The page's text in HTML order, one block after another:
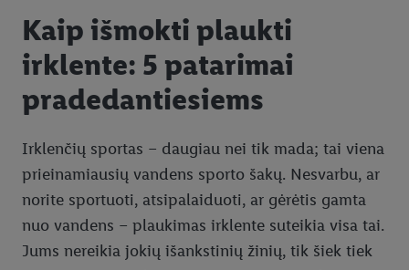
Kaip išmokti plaukti
irklente: 5 patarimai
pradedantiesiems
Irklenčių sportas – daugiau nei tik mada; tai viena
prieinamiausių vandens sporto šakų. Nesvarbu, ar
norite sportuoti, atsipalaiduoti, ar gėrėtis gamta
nuo vandens – plaukimas irklente suteikia visa tai.
Jums nereikia jokių išankstinių žinių, tik šiek tiek